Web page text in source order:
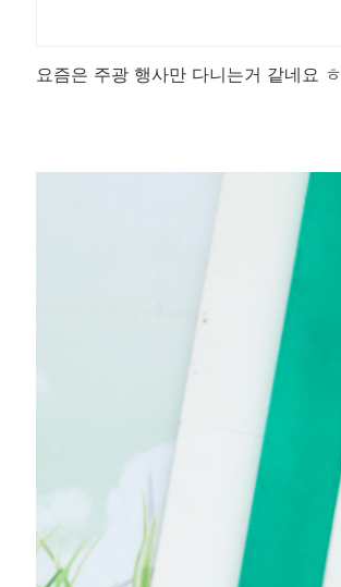
요즘은 주광 행사만 다니는거 같네요 ㅎ